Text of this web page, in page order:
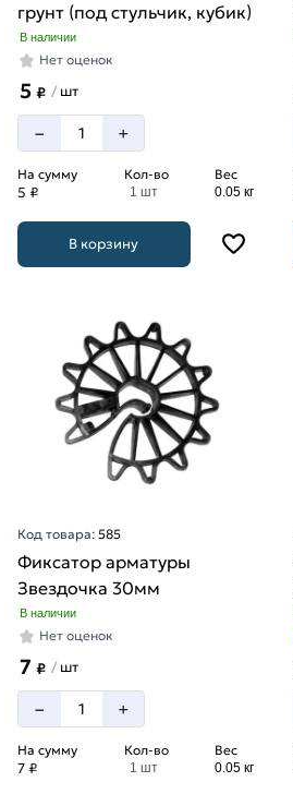
грунт (под стульчик, кубик)
В наличии
Нет оценок
5 ₽ /шт
– +
На сумму
5 ₽
Кол-во
1 шт
Вес
0.05 кг
В корзину
Код товара: 585
Фиксатор арматуры
Звездочка 30мм
В наличии
Нет оценок
7 ₽ /шт
– +
На сумму
7 ₽
Кол-во
1 шт
Вес
0.05 кг